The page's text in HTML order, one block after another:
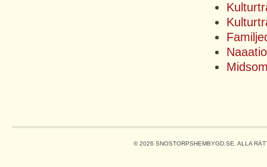
© 2026 SNOSTORPSHEMBYGD.SE. ALLA